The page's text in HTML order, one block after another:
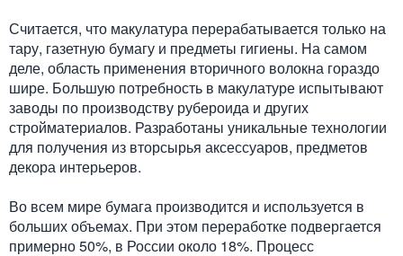
Считается, что макулатура перерабатывается только на
тару, газетную бумагу и предметы гигиены. На самом
деле, область применения вторичного волокна гораздо
шире. Большую потребность в макулатуре испытывают
заводы по производству рубероида и других
стройматериалов. Разработаны уникальные технологии
для получения из вторсырья аксессуаров, предметов
декора интерьеров.
Во всем мире бумага производится и используется в
больших объемах. При этом переработке подвергается
примерно 50%, в России около 18%. Процесс